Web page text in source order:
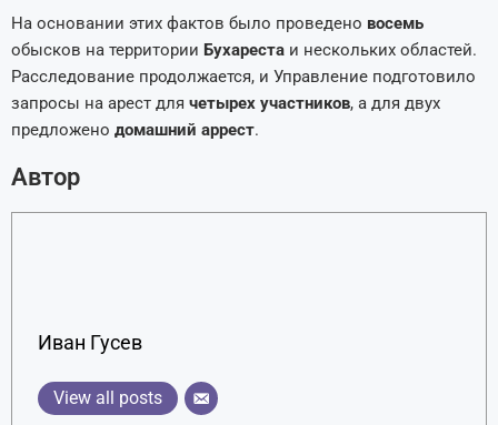
На основании этих фактов было проведено восемь
обысков на территории Бухареста и нескольких областей.
Расследование продолжается, и Управление подготовило
запросы на арест для четырех участников, а для двух
предложено домашний аррест.
Автор
Иван Гусев
View all posts